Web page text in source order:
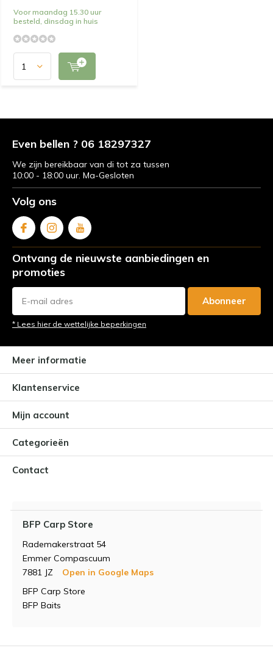
Voor maandag 15.30 uur
besteld, dinsdag in huis
Even bellen ? 06 18297327
We zijn bereikbaar van di tot za tussen
10:00 - 18:00 uur. Ma-Gesloten
Volg ons
Ontvang de nieuwste aanbiedingen en
promoties
Abonneer
* Lees hier de wettelijke beperkingen
Meer informatie
Klantenservice
Mijn account
Categorieën
Contact
BFP Carp Store
Rademakerstraat 54
Emmer Compascuum
7881 JZ
Open in Google Maps
BFP Carp Store
BFP Baits